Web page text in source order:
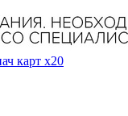
карт x20